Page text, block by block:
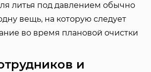
литья под давлением обычно
вещь, на которую следует
во время плановой очистки
и